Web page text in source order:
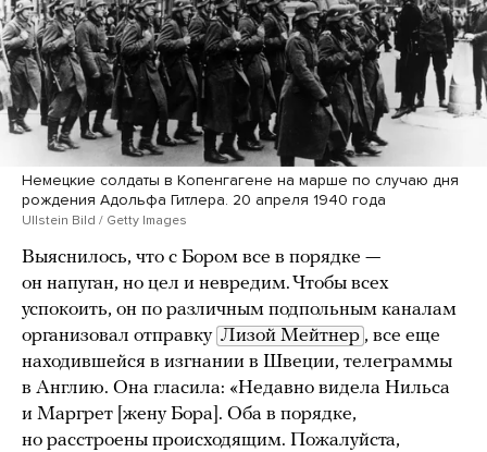
Немецкие солдаты в Копенгагене на марше по случаю дня
рождения Адольфа Гитлера. 20 апреля 1940 года
Ullstein Bild / Getty Images
Выяснилось, что с Бором все в порядке —
он напуган, но цел и невредим. Чтобы всех
успокоить, он по различным подпольным каналам
организовал отправку Лизой Мейтнер , все еще
находившейся в изгнании в Швеции, телеграммы
в Англию. Она гласила: «Недавно видела Нильса
и Маргрет [жену Бора]. Оба в порядке,
но расстроены происходящим. Пожалуйста,